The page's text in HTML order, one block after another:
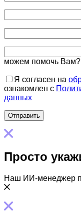
можем помочь Вам?
Я согласен на
ознакомлен с
данных
Просто
Наш ИИ-менеджер